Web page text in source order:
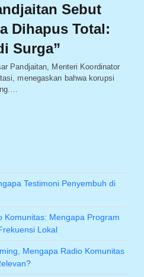
Sebut
Dihapus Total:
Surga”
Pandjaitan, Menteri Koordinator
menegaskan bahwa korupsi
Testimoni Penyembuh di
Komunitas: Mengapa Program
Lokal
Mengapa Radio Komunitas